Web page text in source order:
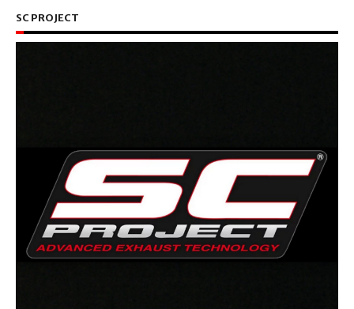
SC PROJECT